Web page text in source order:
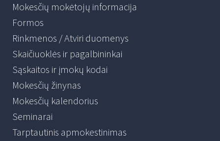
Mokesčių mokėtojų informacija
Formos
Rinkmenos / Atviri duomenys
Skaičiuoklės ir pagalbininkai
Sąskaitos ir įmokų kodai
Mokesčių žinynas
Mokesčių kalendorius
Seminarai
Tarptautinis apmokestinimas